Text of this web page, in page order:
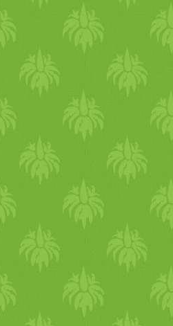
minek
sikereid
sikerei voltak
örültél?
Kik
kiknek vagy
a kapcsolatod